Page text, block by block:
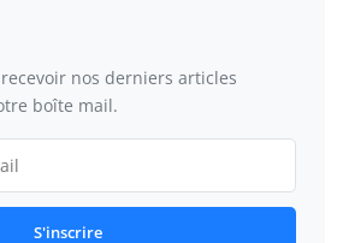
nos derniers articles
boîte mail.
S'inscrire